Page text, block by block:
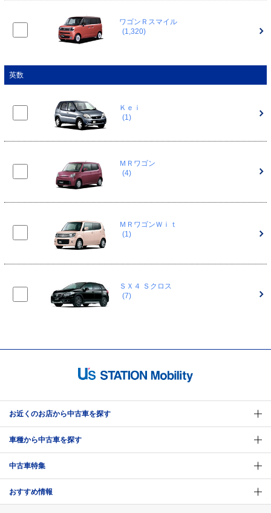
ワゴンＲスマイル
(1,320)
英数
Ｋｅｉ
(1)
ＭＲワゴン
(4)
ＭＲワゴンＷｉｔ
(1)
ＳＸ４ Ｓクロス
(7)
お近くのお店から中古車を探す
車種から中古車を探す
中古車特集
おすすめ情報